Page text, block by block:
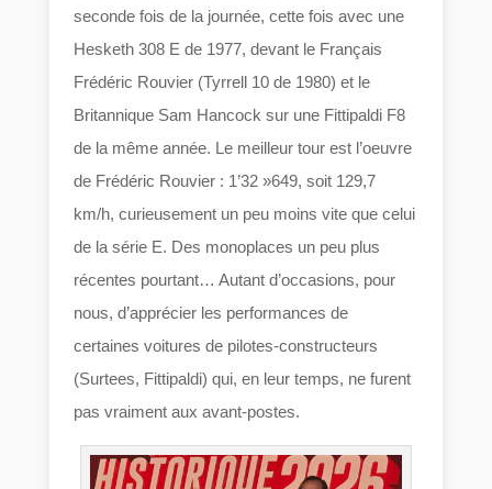
seconde fois de la journée, cette fois avec une
Hesketh 308 E de 1977, devant le Français
Frédéric Rouvier (Tyrrell 10 de 1980) et le
Britannique Sam Hancock sur une Fittipaldi F8
de la même année. Le meilleur tour est l’oeuvre
de Frédéric Rouvier : 1’32 »649, soit 129,7
km/h, curieusement un peu moins vite que celui
de la série E. Des monoplaces un peu plus
récentes pourtant… Autant d’occasions, pour
nous, d’apprécier les performances de
certaines voitures de pilotes-constructeurs
(Surtees, Fittipaldi) qui, en leur temps, ne furent
pas vraiment aux avant-postes.